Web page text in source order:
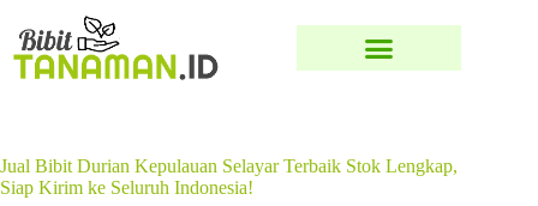
Jual Bibit Durian Kepulauan Selayar Terbaik Stok Lengkap,
Siap Kirim ke Seluruh Indonesia!